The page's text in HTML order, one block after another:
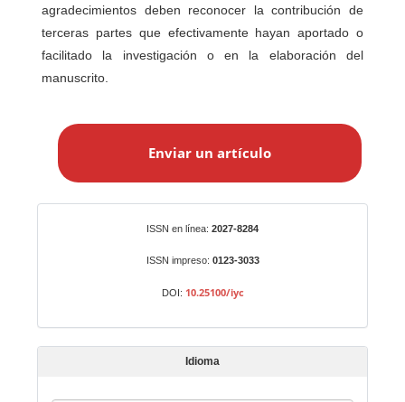
agradecimientos deben reconocer la contribución de
terceras partes que efectivamente hayan aportado o
facilitado la investigación o en la elaboración del
manuscrito.
a
t
í
Enviar un artículo
ISSN en línea: 2027-8284
ISSN impreso: 0123-3033
DOI: 10.25100/iyc
Idioma